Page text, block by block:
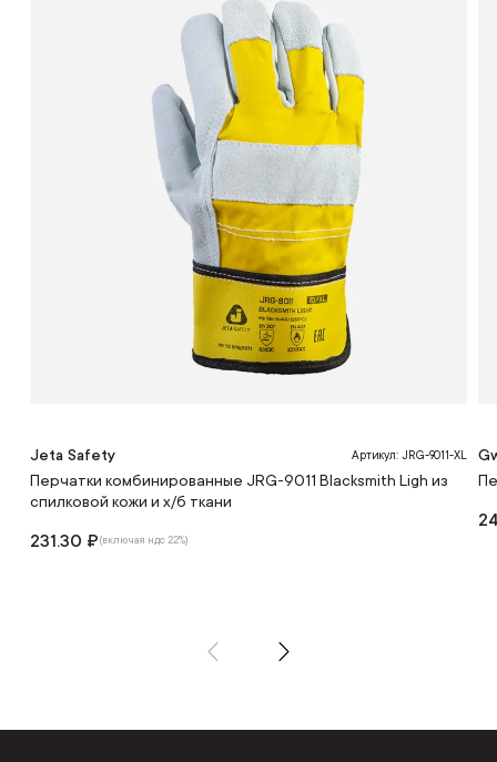
Jeta Safety Артикул: JRG-9011-XL
Перчатки комбинированные JRG-9011 Blacksmith Ligh из
спилковой кожи и х/б ткани
231.30 ₽(включая ндс 22%)